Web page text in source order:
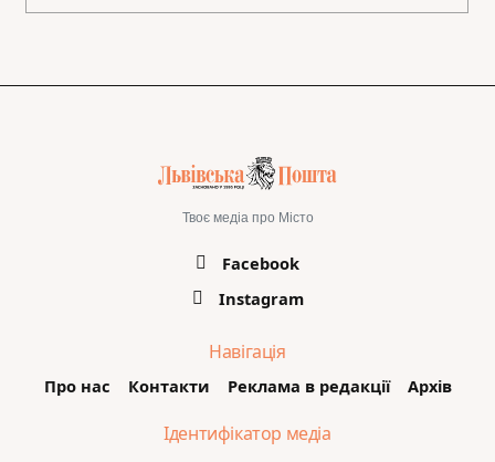
Твоє медіа про Місто
Facebook
Instagram
Навігація
Про нас Контакти Реклама в редакції Архів
Ідентифікатор медіа